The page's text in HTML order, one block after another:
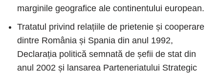
marginile geografice ale continentului european.
Tratatul privind relațiile de prietenie și cooperare
dintre România și Spania din anul 1992,
Declarația politică semnată de șefii de stat din
anul 2002 și lansarea Parteneriatului Strategic